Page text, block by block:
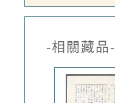
-相關藏品-